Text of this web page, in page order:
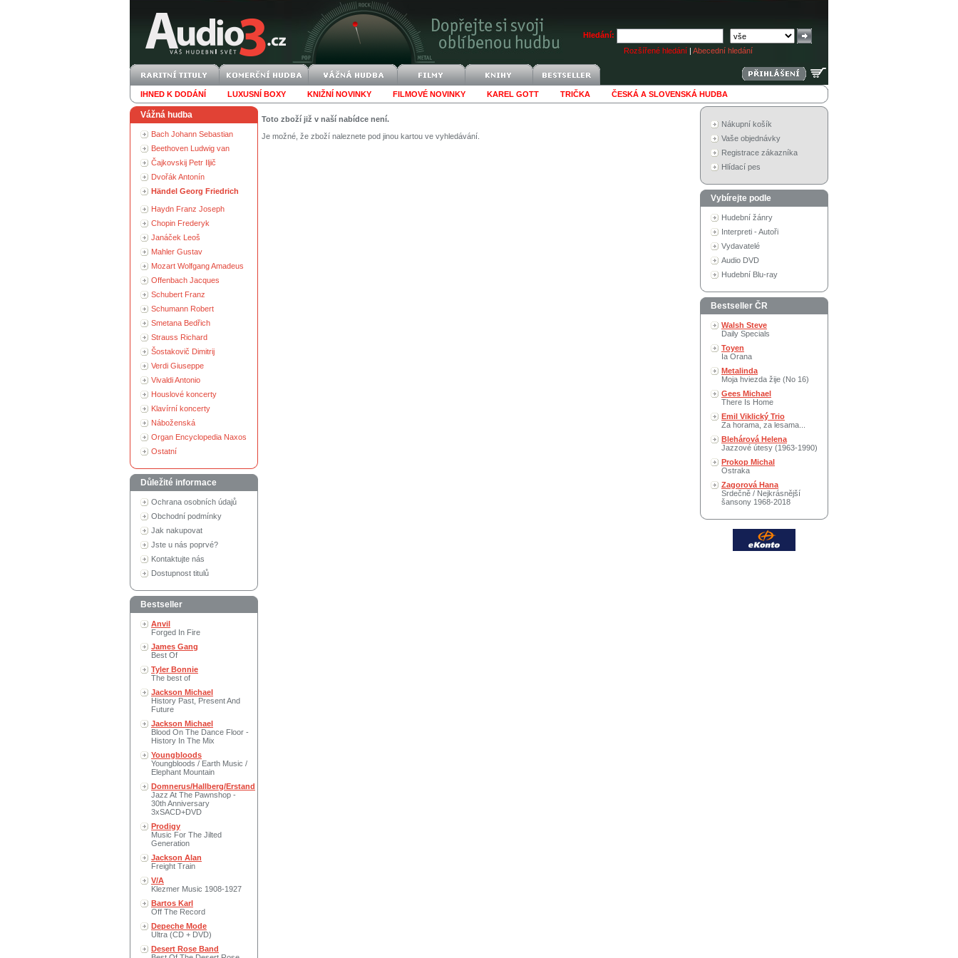
Hledání:
Rozšířené hledání | Abecední hledání
IHNED K DODÁNÍ LUXUSNÍ BOXY KNIŽNÍ NOVINKY FILMOVÉ NOVINKY KAREL GOTT TRIČKA ČESKÁ A SLOVENSKÁ HUDBA
Vážná hudba
Bach Johann Sebastian
Beethoven Ludwig van
Čajkovskij Petr Iljič
Dvořák Antonín
Händel Georg Friedrich
Haydn Franz Joseph
Chopin Frederyk
Janáček Leoš
Mahler Gustav
Mozart Wolfgang Amadeus
Offenbach Jacques
Schubert Franz
Schumann Robert
Smetana Bedřich
Strauss Richard
Šostakovič Dimitrij
Verdi Giuseppe
Vivaldi Antonio
Houslové koncerty
Klavírní koncerty
Náboženská
Organ Encyclopedia Naxos
Ostatní
Důležité informace
Ochrana osobních údajů
Obchodní podmínky
Jak nakupovat
Jste u nás poprvé?
Kontaktujte nás
Dostupnost titulů
Bestseller
Anvil
Forged In Fire
James Gang
Best Of
Tyler Bonnie
The best of
Jackson Michael
History Past, Present And
Future
Jackson Michael
Blood On The Dance Floor -
History In The Mix
Youngbloods
Youngbloods / Earth Music /
Elephant Mountain
Domnerus/Hallberg/Erstand
Jazz At The Pawnshop -
30th Anniversary
3xSACD+DVD
Prodigy
Music For The Jilted
Generation
Jackson Alan
Freight Train
V/A
Klezmer Music 1908-1927
Bartos Karl
Off The Record
Depeche Mode
Ultra (CD + DVD)
Desert Rose Band
Toto zboží již v naší nabídce není.
Je možné, že zboží naleznete pod jinou kartou ve vyhledávání.
Nákupní košík
Vaše objednávky
Registrace zákazníka
Hlídací pes
Vybírejte podle
Hudební žánry
Interpreti - Autoři
Vydavatelé
Audio DVD
Hudební Blu-ray
Bestseller ČR
Walsh Steve
Daily Specials
Toyen
Ia Orana
Metalinda
Moja hviezda žije (No 16)
Gees Michael
There Is Home
Emil Viklický Trio
Za horama, za lesama...
Blehárová Helena
Jazzové útesy (1963-1990)
Prokop Michal
Ostraka
Zagorová Hana
Srdečně / Nejkrásnější
šansony 1968-2018